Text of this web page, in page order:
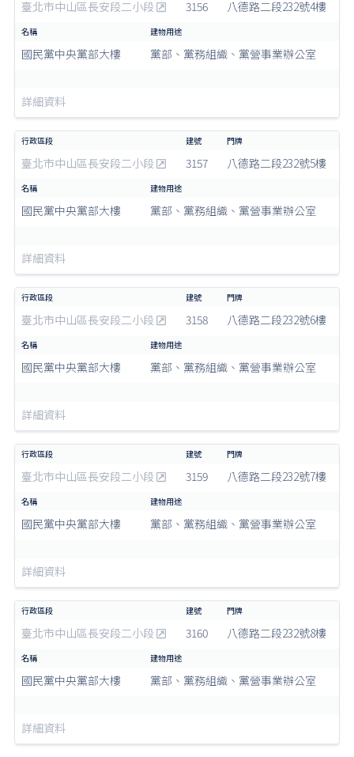
臺北市中山區長安段二小段 3156 八德路二段232號4樓
國民黨中央黨部大樓 黨部、黨務組織、黨營事業辦公室
詳細資料
臺北市中山區長安段二小段 3157 八德路二段232號5樓
國民黨中央黨部大樓 黨部、黨務組織、黨營事業辦公室
詳細資料
臺北市中山區長安段二小段 3158 八德路二段232號6樓
國民黨中央黨部大樓 黨部、黨務組織、黨營事業辦公室
詳細資料
臺北市中山區長安段二小段 3159 八德路二段232號7樓
國民黨中央黨部大樓 黨部、黨務組織、黨營事業辦公室
詳細資料
臺北市中山區長安段二小段 3160 八德路二段232號8樓
國民黨中央黨部大樓 黨部、黨務組織、黨營事業辦公室
詳細資料